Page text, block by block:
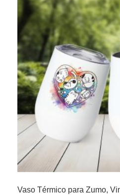
Vaso Térmico para Zumo,